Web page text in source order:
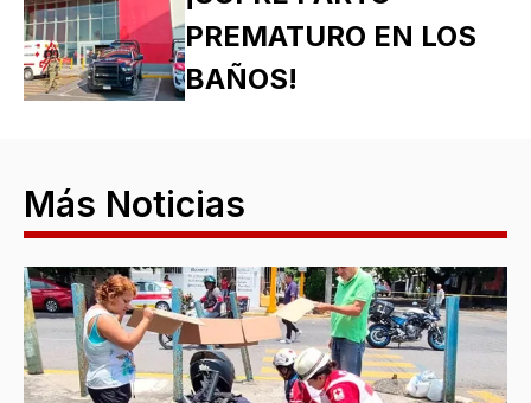
PREMATURO EN LOS
BAÑOS!
Más Noticias